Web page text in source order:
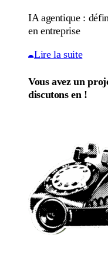
IA agentique :
en entreprise
Lire la suite
Vous avez un
discutons en !